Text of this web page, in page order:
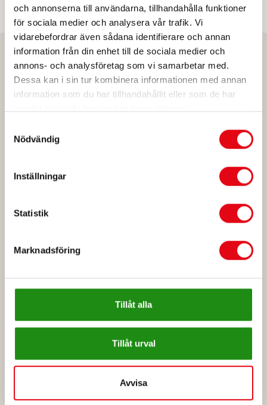
och annonserna till användarna, tillhandahålla funktioner
för sociala medier och analysera vår trafik. Vi
vidarebefordrar även sådana identifierare och annan
information från din enhet till de sociala medier och
annons- och analysföretag som vi samarbetar med.
Dessa kan i sin tur kombinera informationen med annan
information som du har tillhandahållit eller som de har
Nödvändig
Inställningar
Statistik
Marknadsföring
Tillåt alla
Tillåt urval
Avvisa
Adapter data
OQ 60-5
Max. output torque kNm 150
Bucket radius mm 800
340
Weight (approx, kg) 130
Quick coupler with 2 parallel hydraulic cylinders
Load-bearing hose break valves
Leak-free quick couplers made of steel, OilQuick